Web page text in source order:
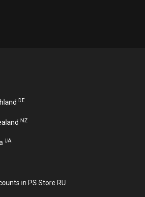
DE
NZ
UA
in PS Store RU